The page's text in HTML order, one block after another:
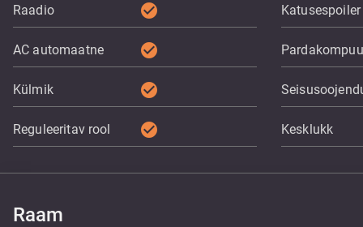
Raadio check_circle Katusespoiler
AC automaatne check_circle
Külmik check_circle
Reguleeritav rool check_circle Kesklukk
Raam